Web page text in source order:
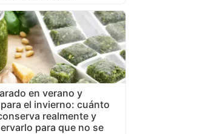
en verano y
el invierno: cuánto
realmente y
para que no se